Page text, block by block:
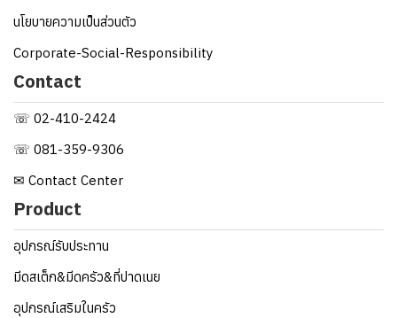
นโยบายความเป็นส่วนตัว
Corporate-Social-Responsibility
Contact
☏ 02-410-2424
☏ 081-359-9306
✉ Contact Center
Product
อุปกรณ์รับประทาน
มีดสเต็ก&มีดครัว&ที่ปาดเนย
อุปกรณ์เสริมในครัว